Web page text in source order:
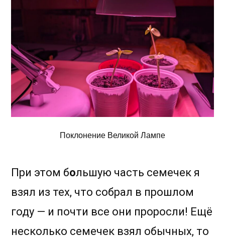
Поклонение Великой Лампе
При этом большую часть семечек я
взял из тех, что собрал в прошлом
году — и почти все они проросли! Ещё
несколько семечек взял обычных, то